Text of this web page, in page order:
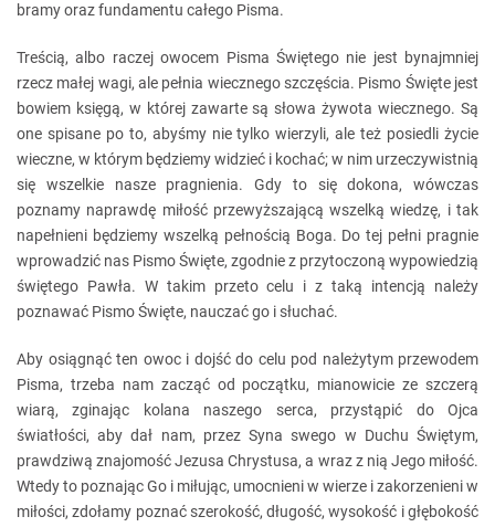
bramy oraz fundamentu całego Pisma.
Treścią, albo raczej owocem Pisma Świętego nie jest bynajmniej
rzecz małej wagi, ale pełnia wiecznego szczęścia. Pismo Święte jest
bowiem księgą, w której zawarte są słowa żywota wiecznego. Są
one spisane po to, abyśmy nie tylko wierzyli, ale też posiedli życie
wieczne, w którym będziemy widzieć i kochać; w nim urzeczywistnią
się wszelkie nasze pragnienia. Gdy to się dokona, wówczas
poznamy naprawdę miłość przewyższającą wszelką wiedzę, i tak
napełnieni będziemy wszelką pełnością Boga. Do tej pełni pragnie
wprowadzić nas Pismo Święte, zgodnie z przytoczoną wypowiedzią
świętego Pawła. W takim przeto celu i z taką intencją należy
poznawać Pismo Święte, nauczać go i słuchać.
Aby osiągnąć ten owoc i dojść do celu pod należytym przewodem
Pisma, trzeba nam zacząć od początku, mianowicie ze szczerą
wiarą, zginając kolana naszego serca, przystąpić do Ojca
światłości, aby dał nam, przez Syna swego w Duchu Świętym,
prawdziwą znajomość Jezusa Chrystusa, a wraz z nią Jego miłość.
Wtedy to poznając Go i miłując, umocnieni w wierze i zakorzenieni w
miłości, zdołamy poznać szerokość, długość, wysokość i głębokość